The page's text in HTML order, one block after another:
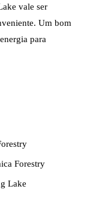
vale ser
Um bom
para
Forestry
Lake